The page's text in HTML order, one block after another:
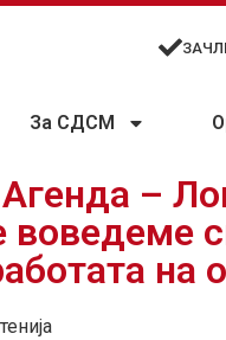
За СДСМ
–
на